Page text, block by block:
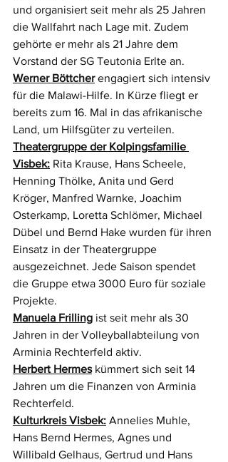
und organisiert seit mehr als 25 Jahren
die Wallfahrt nach Lage mit. Zudem
gehörte er mehr als 21 Jahre dem
Vorstand der SG Teutonia Erlte an.
Werner Böttcher engagiert sich intensiv
für die Malawi-Hilfe. In Kürze fliegt er
bereits zum 16. Mal in das afrikanische
Land, um Hilfsgüter zu verteilen.
Theatergruppe der Kolpingsfamilie
Visbek: Rita Krause, Hans Scheele,
Henning Thölke, Anita und Gerd
Kröger, Manfred Warnke, Joachim
Osterkamp, Loretta Schlömer, Michael
Dübel und Bernd Hake wurden für ihren
Einsatz in der Theatergruppe
ausgezeichnet. Jede Saison spendet
die Gruppe etwa 3000 Euro für soziale
Projekte.
Manuela Frilling ist seit mehr als 30
Jahren in der Volleyballabteilung von
Arminia Rechterfeld aktiv.
Herbert Hermes kümmert sich seit 14
Jahren um die Finanzen von Arminia
Rechterfeld.
Kulturkreis Visbek: Annelies Muhle,
Hans Bernd Hermes, Agnes und
Willibald Gelhaus, Gertrud und Hans